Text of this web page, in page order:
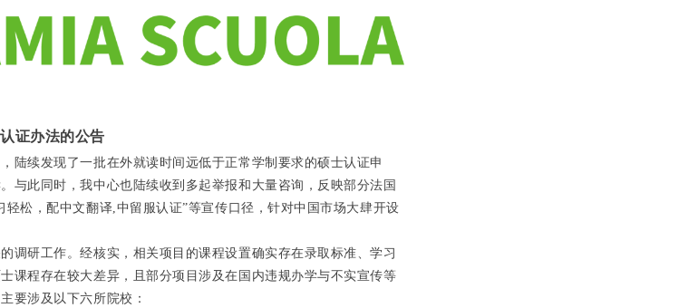
证办法的公告
陆续发现了一批在外就读时间远低于正常学制要求的硕士认证申
与此同时，我中心也陆续收到多起举报和大量咨询，反映部分法国
轻松，配中文翻译,中留服认证”等宣传口径，针对中国市场大肆开设
调研工作。经核实，相关项目的课程设置确实存在录取标准、学习
课程存在较大差异，且部分项目涉及在国内违规办学与不实宣传等
要涉及以下六所院校：